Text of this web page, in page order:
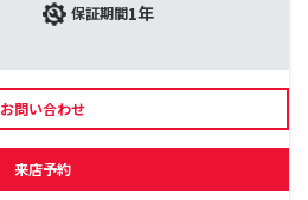
保証期間1年
お問い合わせ
来店予約